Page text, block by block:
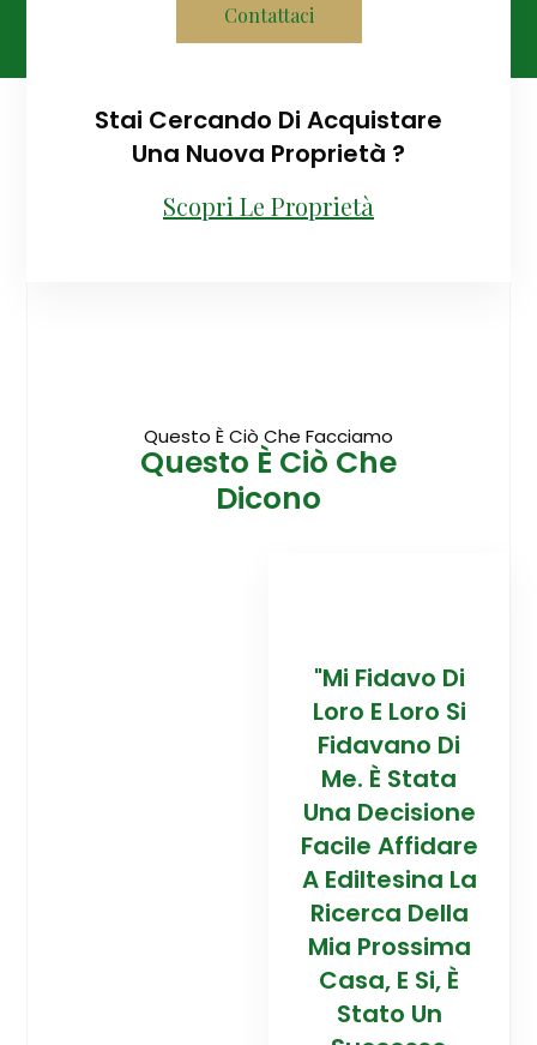
Contattaci
Stai Cercando Di Acquistare
Una Nuova Proprietà ?
Scopri Le Proprietà
Questo È Ciò Che Facciamo
Questo È Ciò Che
Dicono
"Mi Fidavo Di
Loro E Loro Si
Fidavano Di
Me. È Stata
Una Decisione
Facile Affidare
A Ediltesina La
Ricerca Della
Mia Prossima
Casa, E Si, È
Stato Un